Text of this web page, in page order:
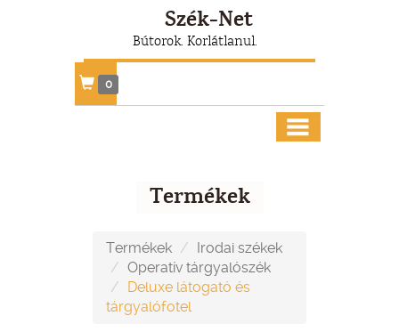
Szék-Net
Bútorok. Korlátlanul.
0
Termékek
Termékek
Irodai székek
Operatív tárgyalószék
Deluxe látogató és
tárgyalófotel